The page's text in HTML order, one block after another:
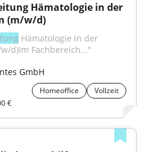
Hämatologie in der
(m/w/d)
Hämatologie in der
d)Im Fachbereich..."
GmbH
Homeoffice
Vollzeit
€